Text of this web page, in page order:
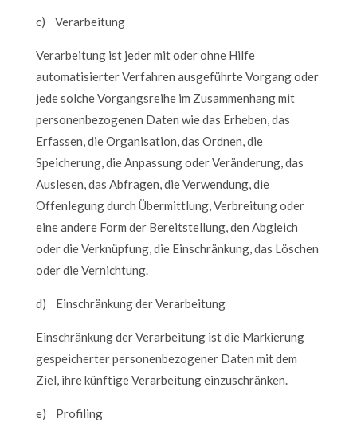
c) Verarbeitung
Verarbeitung ist jeder mit oder ohne Hilfe
automatisierter Verfahren ausgeführte Vorgang oder
jede solche Vorgangsreihe im Zusammenhang mit
personenbezogenen Daten wie das Erheben, das
Erfassen, die Organisation, das Ordnen, die
Speicherung, die Anpassung oder Veränderung, das
Auslesen, das Abfragen, die Verwendung, die
Offenlegung durch Übermittlung, Verbreitung oder
eine andere Form der Bereitstellung, den Abgleich
oder die Verknüpfung, die Einschränkung, das Löschen
oder die Vernichtung.
d) Einschränkung der Verarbeitung
Einschränkung der Verarbeitung ist die Markierung
gespeicherter personenbezogener Daten mit dem
Ziel, ihre künftige Verarbeitung einzuschränken.
e) Profiling